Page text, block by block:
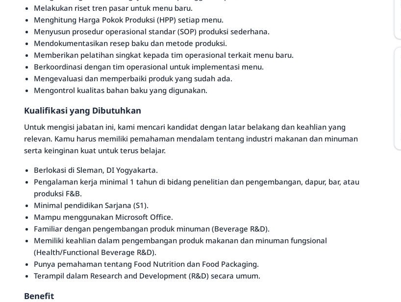
Melakukan riset tren pasar untuk menu baru.
Menghitung Harga Pokok Produksi (HPP) setiap menu.
Menyusun prosedur operasional standar (SOP) produksi sederhana.
Mendokumentasikan resep baku dan metode produksi.
Memberikan pelatihan singkat kepada tim operasional terkait menu baru.
Berkoordinasi dengan tim operasional untuk implementasi menu.
Mengevaluasi dan memperbaiki produk yang sudah ada.
Mengontrol kualitas bahan baku yang digunakan.
Kualifikasi yang Dibutuhkan
Untuk mengisi jabatan ini, kami mencari kandidat dengan latar belakang dan keahlian yang
relevan. Kamu harus memiliki pemahaman mendalam tentang industri makanan dan minuman
serta keinginan kuat untuk terus belajar.
Berlokasi di Sleman, DI Yogyakarta.
Pengalaman kerja minimal 1 tahun di bidang penelitian dan pengembangan, dapur, bar, atau
produksi F&B.
Minimal pendidikan Sarjana (S1).
Mampu menggunakan Microsoft Office.
Familiar dengan pengembangan produk minuman (Beverage R&D).
Memiliki keahlian dalam pengembangan produk makanan dan minuman fungsional
(Health/Functional Beverage R&D).
Punya pemahaman tentang Food Nutrition dan Food Packaging.
Terampil dalam Research and Development (R&D) secara umum.
Benefit